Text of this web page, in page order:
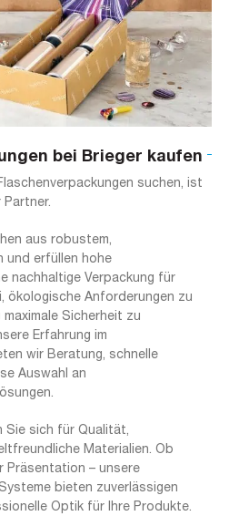
bei Brieger kaufen
suchen, ist
Partner.
aus robustem,
und erfüllen hohe
nachhaltige Verpackung für
ökologische Anforderungen zu
Sicherheit zu
Erfahrung im
wir Beratung, schnelle
Auswahl an
Sie sich für Qualität,
Materialien. Ob
Präsentation – unsere
bieten zuverlässigen
Optik für Ihre Produkte.